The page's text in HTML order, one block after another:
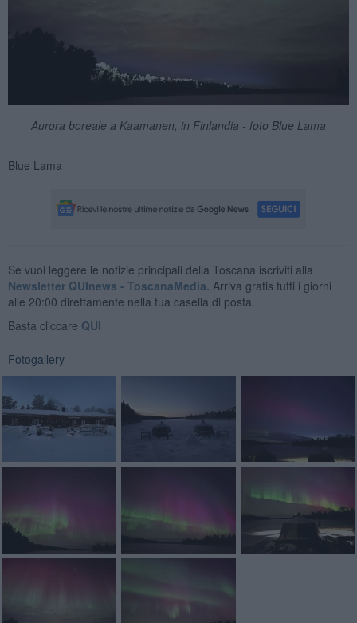
Aurora boreale a Kaamanen, in Finlandia - foto Blue Lama
Blue Lama
Se vuoi leggere le notizie principali della Toscana iscriviti alla
Newsletter QUInews - ToscanaMedia. Arriva gratis tutti i giorni
alle 20:00 direttamente nella tua casella di posta.
Basta cliccare QUI
Fotogallery